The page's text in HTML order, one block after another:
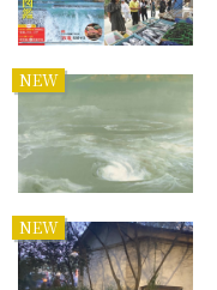
NEW
NEW